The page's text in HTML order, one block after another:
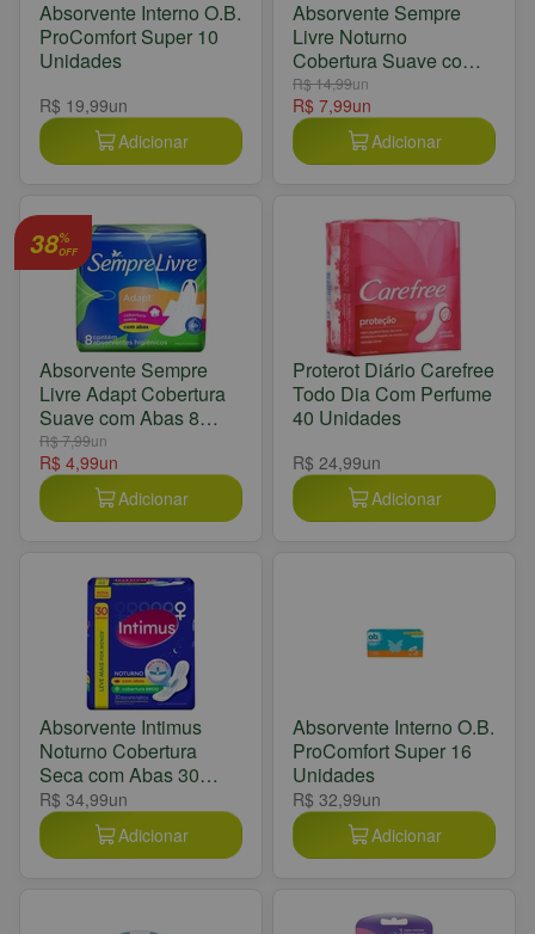
Absorvente Interno O.B.
ProComfort Super 10
Unidades
R$ 19,99un
Adicionar
Absorvente Sempre
Livre Noturno
Cobertura Suave com
Abas 8 Unidades
R$ 14,99un
R$ 7,99un
Adicionar
38%
OFF
Absorvente Sempre
Livre Adapt Cobertura
Suave com Abas 8
Unidades
R$ 7,99un
R$ 4,99un
Adicionar
Proterot Diário Carefree
Todo Dia Com Perfume
40 Unidades
R$ 24,99un
Adicionar
Absorvente Intimus
Noturno Cobertura
Seca com Abas 30
Unidades
R$ 34,99un
Adicionar
Absorvente Interno O.B.
ProComfort Super 16
Unidades
R$ 32,99un
Adicionar